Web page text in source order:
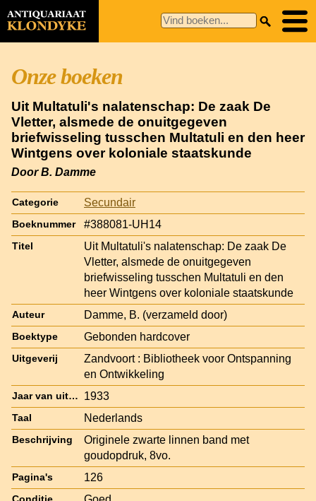
Onze boeken
Uit Multatuli's nalatenschap: De zaak De
Vletter, alsmede de onuitgegeven
briefwisseling tusschen Multatuli en den heer
Wintgens over koloniale staatskunde
Door B. Damme
Categorie Secundair
Boeknummer #388081-UH14
Titel
Uit Multatuli's nalatenschap: De zaak De
Vletter, alsmede de onuitgegeven
briefwisseling tusschen Multatuli en den
heer Wintgens over koloniale staatskunde
Auteur Damme, B. (verzameld door)
Boektype Gebonden hardcover
Uitgeverij
Zandvoort : Bibliotheek voor Ontspanning
en Ontwikkeling
Jaar van uitgave 1933
Taal Nederlands
Beschrijving
Originele zwarte linnen band met
goudopdruk, 8vo.
Pagina's 126